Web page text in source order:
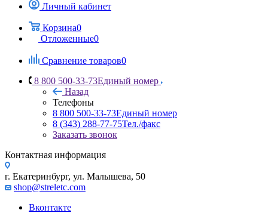
Личный кабинет
Корзина0
Отложенные0
Сравнение товаров0
8 800 500-33-73Единый номер
Назад
Телефоны
8 800 500-33-73Единый номер
8 (343) 288-77-75Тел./факс
Заказать звонок
Контактная информация
г. Екатеринбург, ул. Малышева, 50
shop@streletc.com
Вконтакте